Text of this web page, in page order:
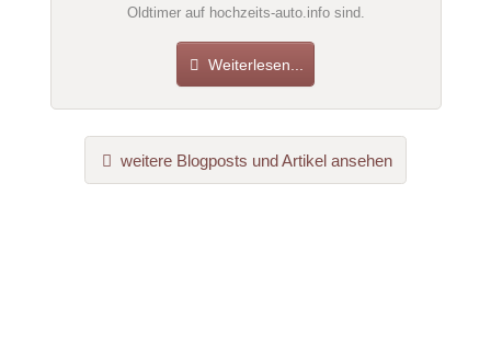
Oldtimer auf hochzeits-auto.info sind.
Weiterlesen...
weitere Blogposts und Artikel ansehen